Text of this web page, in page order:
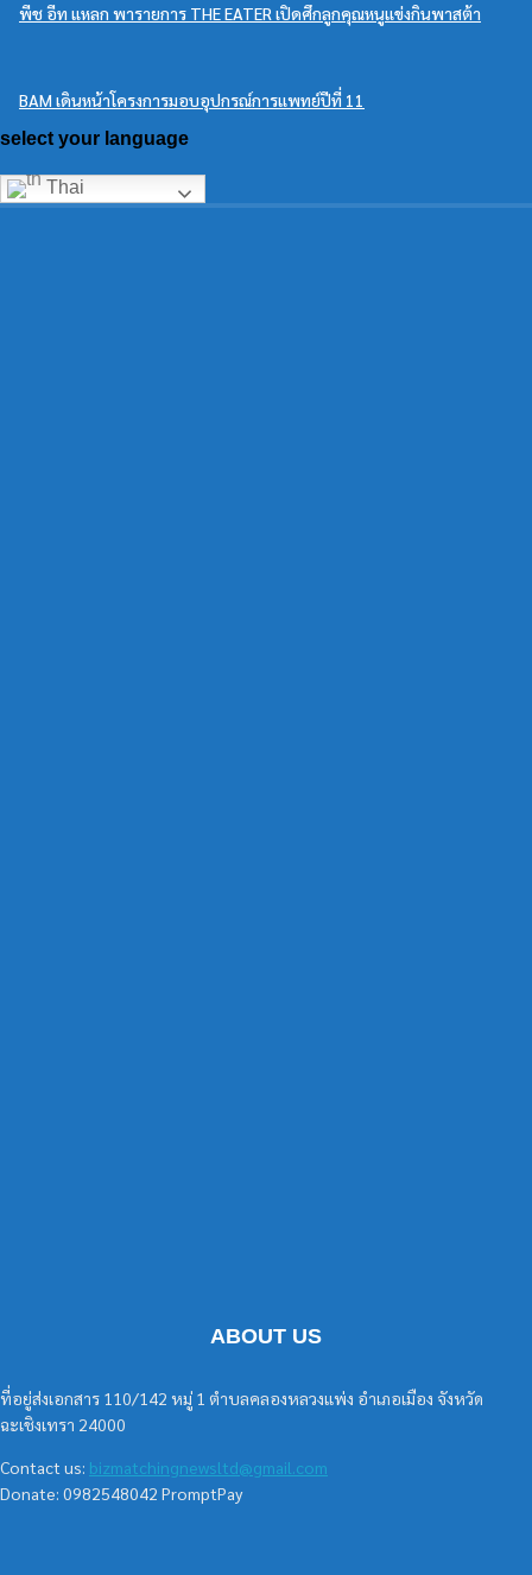
พีช อีท แหลก พารายการ THE EATER เปิดศึกลูกคุณหนูแข่งกินพาสต้า
BAM เดินหน้าโครงการมอบอุปกรณ์การแพทย์ปีที่ 11
select your language
Thai
ABOUT US
ที่อยู่ส่งเอกสาร 110/142 หมู่ 1 ตำบลคลองหลวงแพ่ง อำเภอเมือง จังหวัด
ฉะเชิงเทรา 24000
Contact us: bizmatchingnewsltd@gmail.com
Donate: 0982548042 PromptPay